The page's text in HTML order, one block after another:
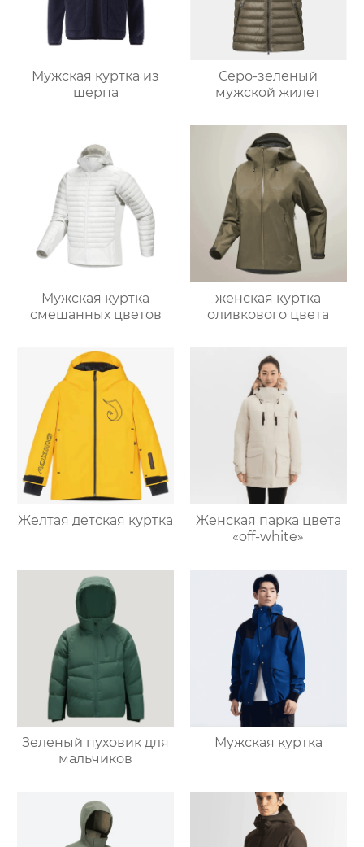
Мужская куртка из
шерпа
Серо-зеленый
мужской жилет
Мужская куртка
смешанных цветов
женская куртка
оливкового цвета
Желтая детская куртка
Женская парка цвета
«off-white»
Зеленый пуховик для
мальчиков
Мужская куртка